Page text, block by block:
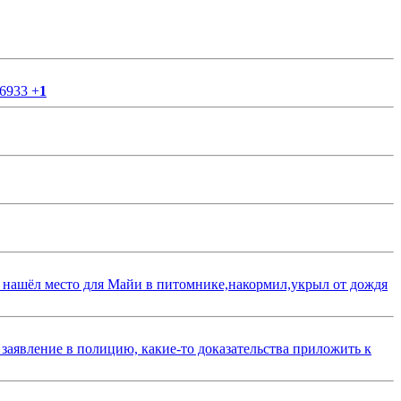
+1
место для Майи в питомнике,накормил,укрыл от дождя
в полицию, какие-то доказательства приложить к